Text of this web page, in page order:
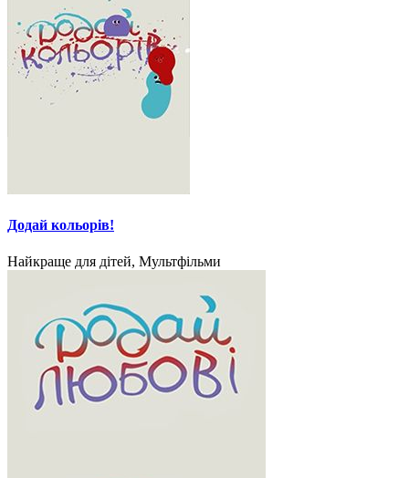
Додай кольорів!
Найкраще для дітей, Мультфільми